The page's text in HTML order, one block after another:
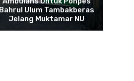
Bahrul Ulum Tambakberas
Jelang Muktamar NU